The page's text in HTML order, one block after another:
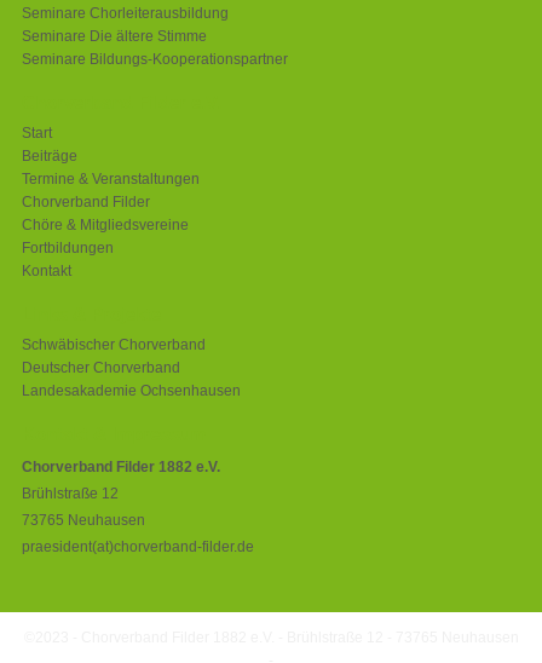
Seminare Chorleiterausbildung
Seminare Die ältere Stimme
Seminare Bildungs-Kooperationspartner
Start
Beiträge
Termine & Veranstaltungen
Chorverband Filder
Chöre & Mitgliedsvereine
Fortbildungen
Kontakt
Schwäbischer Chorverband
Deutscher Chorverband
Landesakademie Ochsenhausen
Chorverband Filder 1882 e.V.
Brühlstraße 12
73765 Neuhausen
praesident(at)chorverband-filder.de